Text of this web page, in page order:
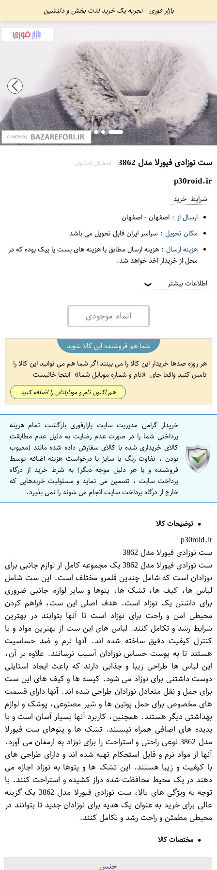
بازار فوری - تجربه یک خرید لذت بخش و دلنشین
ست نوزادی فیورلا مدل 3862 اصفهان اصفهان
p30roid.ir
شرایط خرید
ارسال از : اصفهان-اصفهان
مکان تحویل : سراسر ایران قابل تحویل می باشد
هزینه ارسال : هزینه ارسال مطابق با هزینه های پست یا پیک بوده که در
محل از خریدار اخذ خواهد شد.
اطلاعات بیشتر ❯
اتمام موجودی
شما هم فروشنده این کالا شوید
هر روزه صدها خریدار این کالا را می بینند اگر شما هم می توانید این کالا را
تامین کنید واقعا جای
نام و شماره موبایل شما اینجا خالیست
هم اکنون نام و موبایلتان را اضافه کنید
خریدار گرامی مدیریت سایت بازارفوری بازگشت تمام هزینه
پرداختی شما را در صورت عدم رضایت به دلیل عدم مطابقت
کالای خریداری شده با کالای سفارش داده شده مانند (معیوب
بودن ، تفاوت رنگ یا سایز یا درخواست هزینه اضافه توسط
فروشنده و یا هر دلیل موجه دیگر) به شرط خرید از درگاه
پرداخت سایت ، تضمین می نماید و مسئولیت خریدهایی که
خارج از درگاه پرداخت سایت انجام می شوند را نمی پذیرد.
توضیحات کالا
p30roid.ir
ست نوزادی فیورلا مدل 3862
ست نوزادی فیورلا مدل 3862 یک مجموعه کامل از لوازم جانبی برای
نوزادان است که شامل چندین قلمرو مختلف است. این ست شامل
لباس ها، کیف ها، تشک ها، پتوها و سایر لوازم جانبی ضروری
برای داشتن یک نوزاد است. هدف اصلی این ست، فراهم کردن
محیطی امن و راحت برای نوزاد است تا آنها بتوانند در بهترین
شرایط رشد و تکامل کنند. لباس های این ست از بهترین مواد و با
کنترل کیفیت دقیق ساخته شده اند. آنها نرم و ضد حساسیت
هستند تا به پوست حساس نوزادان آسیب نرسانند. علاوه بر آن،
این لباس ها طراحی زیبا و جذابی دارند که باعث ایجاد استایلی
دوست داشتنی برای نوزاد می شود. کیسه ها و کیف های این ست
برای حمل و نقل متعادل نوزادان طراحی شده اند. آنها دارای قسمت
های مخصوص برای حمل پوتین ها و شیر مصنوعی، پوشک و لوازم
بهداشتی دیگر هستند. همچنین، کاربرد آنها بسیار آسان است و با
پدیده های اضافی همراه نیستند. تشک ها و پتوهای ست فیورلا
مدل 3862 نوعی راحتی و استراحت را برای نوزاد به ارمغان می آورد.
آنها از مواد نرم و قابل استحکام تهیه شده اند و دارای طراحی های
با کیفیت و زیبا هستند. این تشک ها و پتوها به نوزاد اجازه می
دهند در یک محیط محافظت شده دراز کشیده و استراحت کنند. با
توجه به ویژگی های بالا، ست نوزادی فیورلا مدل 3862 یک گزینه
عالی برای خرید به عنوان یک هدیه برای نوزادان جدید تا بتوانند در
محیطی مطمئن و راحت رشد و تکامل کنند.
مختصات کالا
جنس